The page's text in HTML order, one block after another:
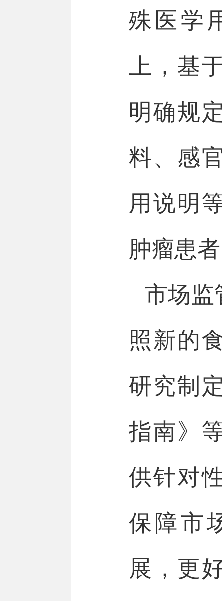
殊医学
上，基
明确规
料、感
用说明
肿瘤患
市场监
照新的
研究制
指南》
供针对
保障市
展，更